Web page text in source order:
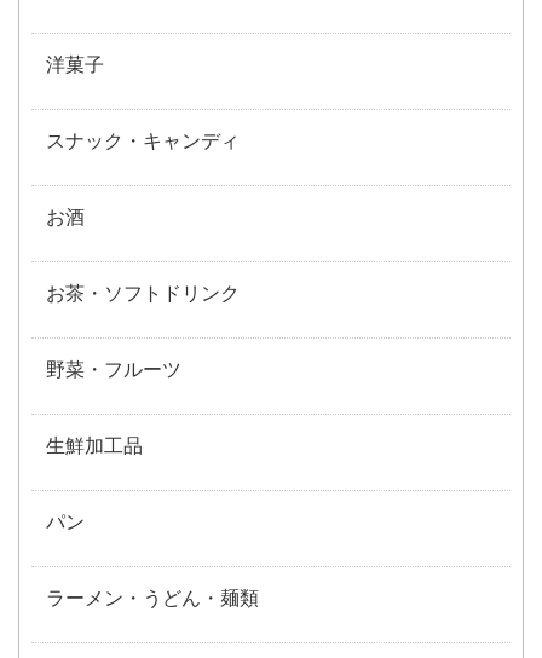
洋菓子
スナック・キャンディ
お酒
お茶・ソフトドリンク
野菜・フルーツ
生鮮加工品
パン
ラーメン・うどん・麺類